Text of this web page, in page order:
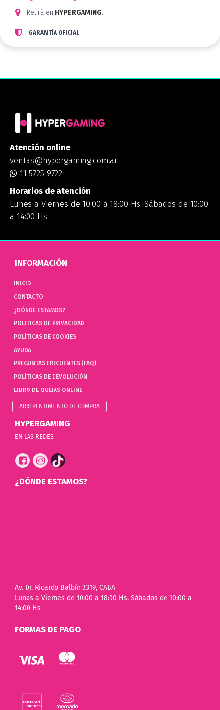
Retirá en HYPERGAMING.
GARANTÍA OFICIAL
Atención online
ventas@hypergaming.com.ar
11 5725 9722
Horarios de atención
Lunes a Viernes de 10:00 a 18:00 Hs. Sábados de 10:00
a 14:00 Hs
INFORMACIÓN
INICIO
CONTACTO
¿DÓNDE ESTAMOS?
POLÍTICAS DE PRIVACIDAD
POLÍTICAS DE COOKIES
AYUDA
PREGUNTAS FRECUENTES (FAQ)
POLÍTICAS DE DEVOLUCIÓN
LIBRO DE QUEJAS ONLINE
ARREPENTIMIENTO DE COMPRA
HYPERGAMING
EN LAS REDES
¿DÓNDE ESTAMOS?
Av. Dr. Ricardo Balbín 3319, CABA
Lunes a Viernes de 10:00 a 18:00 Hs. Sábados de 10:00 a
14:00 Hs
FORMAS DE PAGO